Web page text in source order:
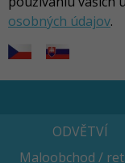
osobných údajov.
ODVĚTVÍ
Maloobchod /